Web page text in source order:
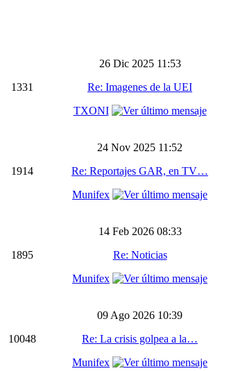
1331
26 Dic 2025 11:53
Re: Imagenes de la UEI
TXONI
1914
24 Nov 2025 11:52
Re: Reportajes GAR, en TV…
Munifex
1895
14 Feb 2026 08:33
Re: Noticias
Munifex
10048
09 Ago 2026 10:39
Re: La crisis golpea a la…
Munifex